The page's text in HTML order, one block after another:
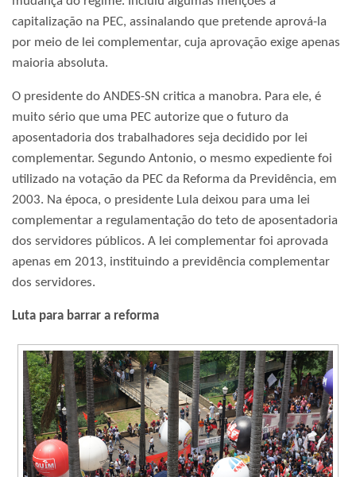
capitalização na PEC, assinalando que pretende aprová-la
por meio de lei complementar, cuja aprovação exige apenas
maioria absoluta.
O presidente do ANDES-SN critica a manobra. Para ele, é
muito sério que uma PEC autorize que o futuro da
aposentadoria dos trabalhadores seja decidido por lei
complementar. Segundo Antonio, o mesmo expediente foi
utilizado na votação da PEC da Reforma da Previdência, em
2003. Na época, o presidente Lula deixou para uma lei
complementar a regulamentação do teto de aposentadoria
dos servidores públicos. A lei complementar foi aprovada
apenas em 2013, instituindo a previdência complementar
dos servidores.
Luta para barrar a reforma